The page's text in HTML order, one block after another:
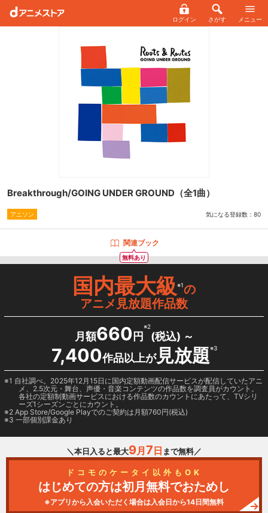
ログイン さがす メニュー
Breakthrough/GOING UNDER GROUND （全1曲）
アニソン 気になる登録数： 80
無料あり
関連ブック
国内最大級※1の
アニメ見放題作品数
月額660 円
※2
(税込) ～
7,400作品以上が見放題※3
1 自社調べ。2025年12月15日に国内定額動画配信サービスが配信していたアニ
メ、2.5次元・舞台、声優・音楽コンテンツの作品数を調査員がカウント。
各社の定額制動画サービスにおける作品数のカウントにあたって、TVシリ
ーズ1シーズンごとにカウント。
2 App Store/Google Playでのご契約は月額760円(税込)
3 一部個別課金あり
＼本日入ると最大9月 7 日 まで無料／
ドコモのケータイ以外もOK
はじめての方は初月無料でおためし
※アプリから入会いただく場合は入会日から14日間無料